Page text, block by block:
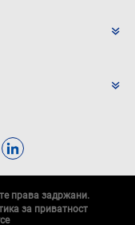
права задржани.
за приватност